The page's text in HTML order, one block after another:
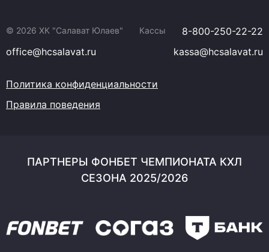
© 2026 ХК "Салават Юлаев" Кассы
8-800-250-22-22
office@hcsalavat.ru
kassa@hcsalavat.ru
Политика конфиденциальности
Правила поведения
ПАРТНЕРЫ ФОНБЕТ ЧЕМПИОНАТА КХЛ
СЕЗОНА 2025/2026